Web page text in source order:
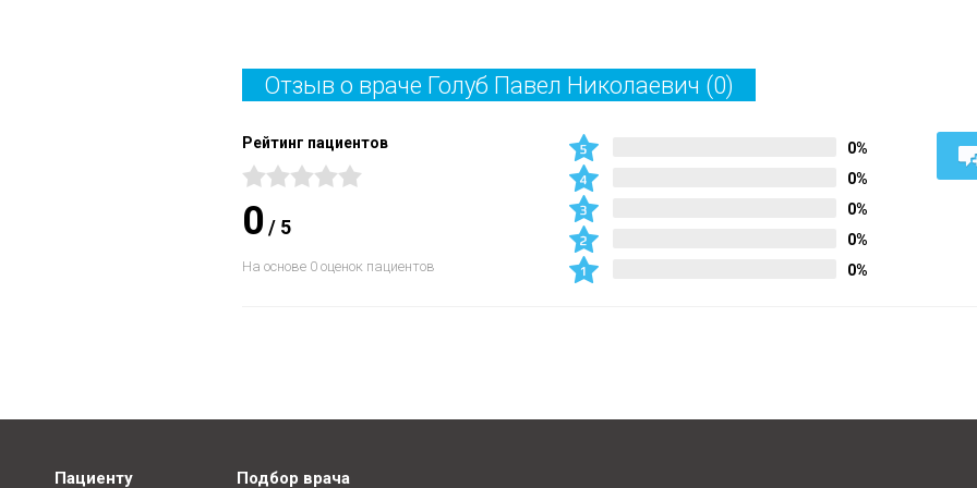
Отзыв о враче Голуб Павел Николаевич (0)
Рейтинг пациентов
0 / 5
На основе 0 оценок пациентов
0%
0%
0%
0%
0%
Пациенту Подбор врача